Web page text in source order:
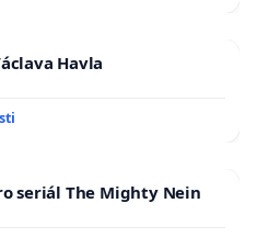
Havla
seriál The Mighty Nein